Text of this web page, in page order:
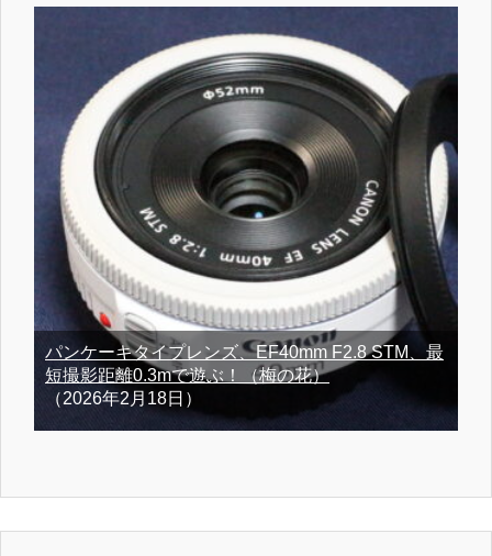
パンケーキタイプレンズ、EF40mm F2.8 STM、最
短撮影距離0.3mで遊ぶ！（梅の花）
（2026年2月18日）